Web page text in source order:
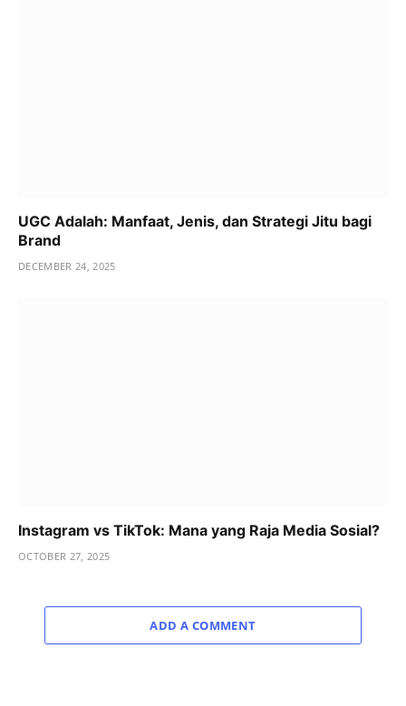
UGC Adalah: Manfaat, Jenis, dan Strategi Jitu bagi
Brand
DECEMBER 24, 2025
Instagram vs TikTok: Mana yang Raja Media Sosial?
OCTOBER 27, 2025
ADD A COMMENT